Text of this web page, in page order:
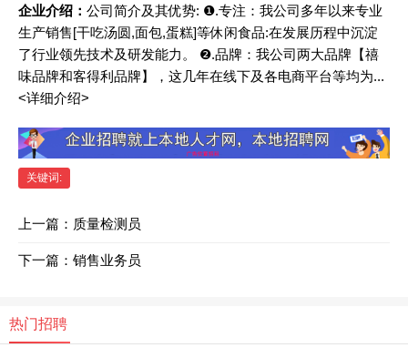
企业介绍： 公司简介及其优势: ❶.专注：我公司多年以来专业
生产销售[干吃汤圆,面包,蛋糕]等休闲食品:在发展历程中沉淀
了行业领先技术及研发能力。 ❷.品牌：我公司两大品牌【禧
味品牌和客得利品牌】，这几年在线下及各电商平台等均为...
<详细介绍>
关键词:
上一篇： 质量检测员
下一篇： 销售业务员
热门招聘